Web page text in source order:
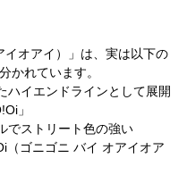
オアイ）」は、実は以下の
かれています。
イエンドラインとして展開
」
ストリート色の強い
（ゴニゴニ バイ オアイオア